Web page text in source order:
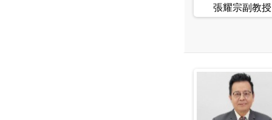
張耀宗副教授